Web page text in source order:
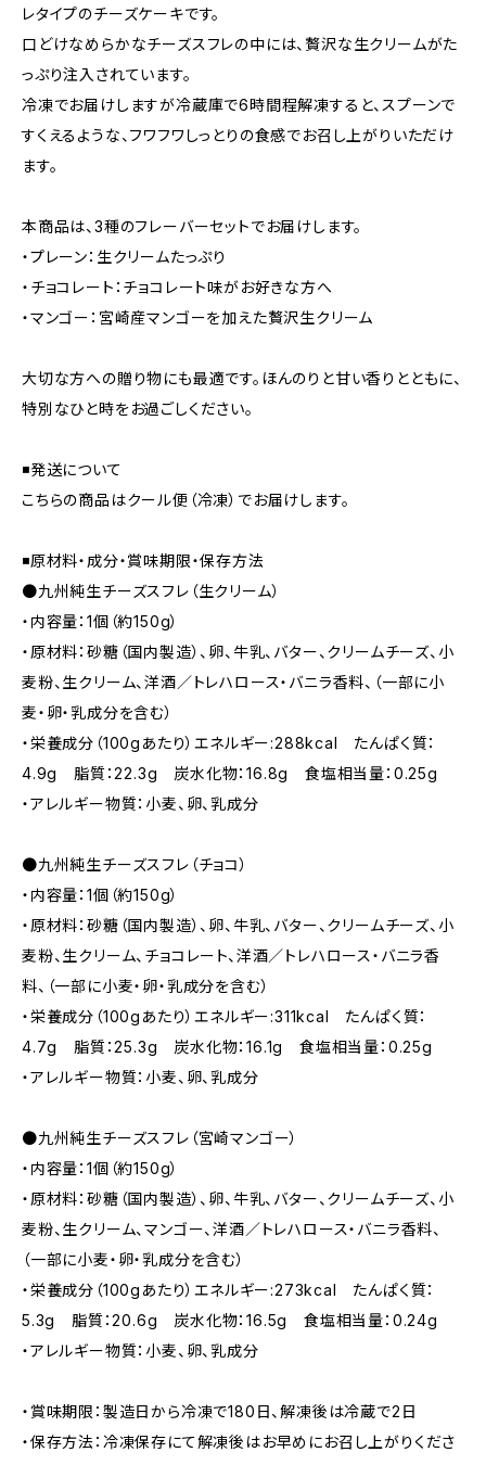
レタイプのチーズケーキです。
口どけなめらかなチーズスフレの中には、贅沢な生クリームがた
っぷり注入されています。
冷凍でお届けしますが冷蔵庫で6時間程解凍すると、スプーンで
すくえるような、フワフワしっとりの食感でお召し上がりいただけ
ます。
本商品は、3種のフレーバーセットでお届けします。
・プレーン：生クリームたっぷり
・チョコレート：チョコレート味がお好きな方へ
・マンゴー：宮崎産マンゴーを加えた贅沢生クリーム
大切な方への贈り物にも最適です。ほんのりと甘い香りとともに、
特別なひと時をお過ごしください。
◾発送について
こちらの商品はクール便（冷凍）でお届けします。
◾原材料・成分・賞味期限・保存方法
●九州純生チーズスフレ（生クリーム）
・内容量：1個（約150g）
・原材料：砂糖（国内製造）、卵、牛乳、バター、クリームチーズ、小
麦粉、生クリーム、洋酒／トレハロース・バニラ香料、（一部に小
麦・卵・乳成分を含む）
・栄養成分（100gあたり）エネルギー:288kcal たんぱく質：
4.9g 脂質：22.3g 炭水化物：16.8g 食塩相当量：0.25g
・アレルギー物質：小麦、卵、乳成分
●九州純生チーズスフレ（チョコ）
・内容量：1個（約150g）
・原材料：砂糖（国内製造）、卵、牛乳、バター、クリームチーズ、小
麦粉、生クリーム、チョコレート、洋酒／トレハロース・バニラ香
料、（一部に小麦・卵・乳成分を含む）
・栄養成分（100gあたり）エネルギー:311kcal たんぱく質：
4.7g 脂質：25.3g 炭水化物：16.1g 食塩相当量：0.25g
・アレルギー物質：小麦、卵、乳成分
●九州純生チーズスフレ（宮崎マンゴー）
・内容量：1個（約150g）
・原材料：砂糖（国内製造）、卵、牛乳、バター、クリームチーズ、小
麦粉、生クリーム、マンゴー、洋酒／トレハロース・バニラ香料、
（一部に小麦・卵・乳成分を含む）
・栄養成分（100gあたり）エネルギー:273kcal たんぱく質：
5.3g 脂質：20.6g 炭水化物：16.5g 食塩相当量：0.24g
・アレルギー物質：小麦、卵、乳成分
・賞味期限：製造日から冷凍で180日、解凍後は冷蔵で2日
・保存方法：冷凍保存にて解凍後はお早めにお召し上がりくださ